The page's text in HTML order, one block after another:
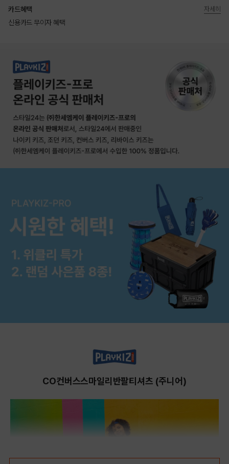
카드혜택
신용카드 무이자 혜택
자세히
CO컨버스스마일리반팔티셔츠 (주니어)